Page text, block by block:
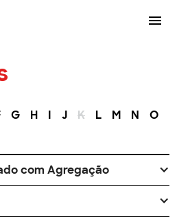
G H I J K L M N O
com Agregação